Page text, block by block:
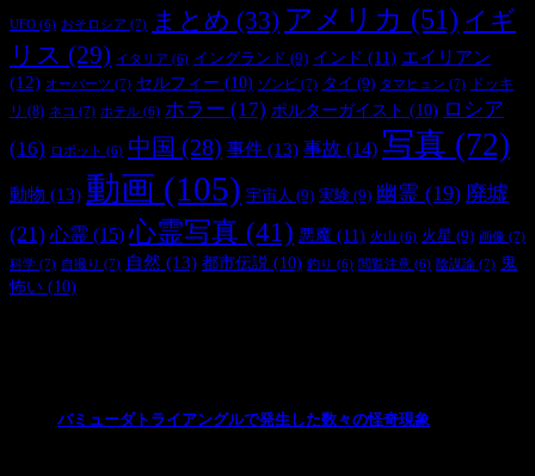
UFO (6) おそロシア (7) まとめ (33) アメリカ (51) イギ
リス (29) イタリア (6) イングランド (9) インド (11) エイリアン
(12) オーパーツ (7) セルフィー (10) ゾンビ (7) タイ (9) タマヒュン (7)
ドッキ
リ (8) ネコ (7) ホテル (6) ホラー (17) ポルターガイスト (10) ロシア
(16)
ロボット (6) 中国 (28) 事件 (13) 事故 (14) 写真 (72)
動物 (13) 動画 (105) 宇宙人 (9) 実験 (9) 幽霊 (19) 廃墟
(21) 心霊 (15) 心霊写真 (41) 悪魔 (11) 火山 (6) 火星 (9) 画像 (7)
科学 (7) 自撮り (7) 自然 (13) 都市伝説 (10) 釣り (6) 閲覧注意 (6) 陰謀論 (7) 鬼
怖い (10)
バミューダトライアングルで発生した数々の怪奇現象